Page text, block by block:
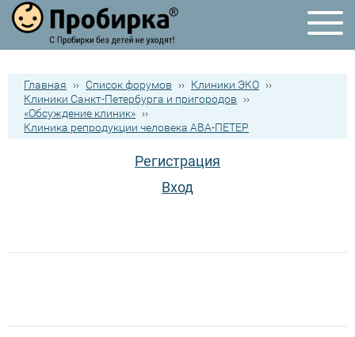
Главная ›› Список форумов ›› Клиники ЭКО ››
Клиники Санкт-Петербурга и пригородов
››
«Обсуждение клиник» ››
Клиника репродукции человека АВА-ПЕТЕР
Регистрация
Вход